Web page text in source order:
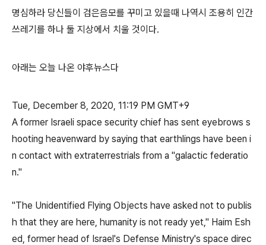
명심하라 당신들이 검은음모를 꾸미고 있을때 나역시 조용히 인간
쓰레기를 하나 둘 지상에서 치울 것이다.
아래는 오늘 나온 야후뉴스다
Tue, December 8, 2020, 11:19 PM GMT+9
A former Israeli space security chief has sent eyebrows s
hooting heavenward by saying that earthlings have been i
n contact with extraterrestrials from a "galactic federatio
n."
"The Unidentified Flying Objects have asked not to publis
h that they are here, humanity is not ready yet," Haim Esh
ed, former head of Israel's Defense Ministry's space direc